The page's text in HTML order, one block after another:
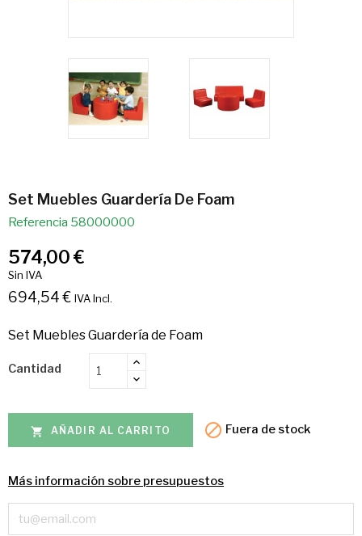
Set Muebles Guardería De Foam
Referencia 58000000
574,00 €
Sin IVA
694,54 € IVA Incl.
Set Muebles Guardería de Foam
Cantidad
 AÑADIR AL CARRITO  Fuera de stock
Más información sobre presupuestos